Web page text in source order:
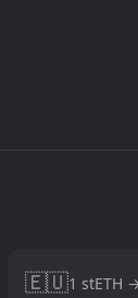
🇪🇺1 stETH